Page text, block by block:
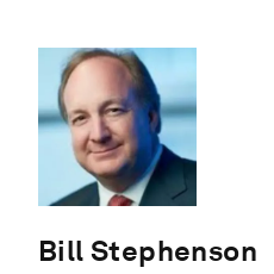
Bill Stephenson